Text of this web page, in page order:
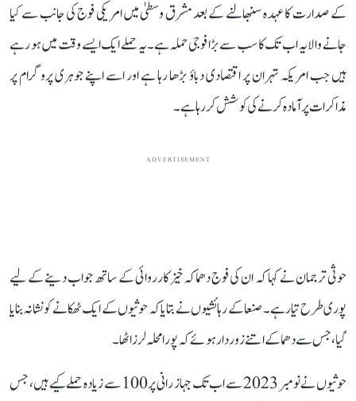
کے صدارت کا عہدہ سنبھالنے کے بعد مشرق وسطیٰ میں امریکی فوج کی جانب سے کیا
جانے والا یہ اب تک کا سب سے بڑا فوجی حملہ ہے۔ یہ حملے ایک ایسے وقت میں ہو رہے
ہیں جب امریکہ تہران پر اقتصادی دباؤ بڑھا رہا ہے اور اسے اپنے جوہری پروگرام پر
مذاکرات پر آمادہ کرنے کی کوشش کر رہا ہے۔
ADVERTISEMENT
حوثی ترجمان نے کہا کہ ان کی فوج دھماکہ خیز کارروائی کے ساتھ جواب دینے کے لیے
پوری طرح تیار ہے۔ صنعا کے رہائشیوں نے بتایا کہ حوثیوں کے ایک ٹھکانے کو نشانہ بنایا
گیا، جس سے دھماکے اتنے زور دار ہوئے کہ پورا محلہ لرز اٹھا۔
حوثیوں نے نومبر 2023 سے اب تک جہاز رانی پر 100 سے زیادہ حملے کیے ہیں، جس